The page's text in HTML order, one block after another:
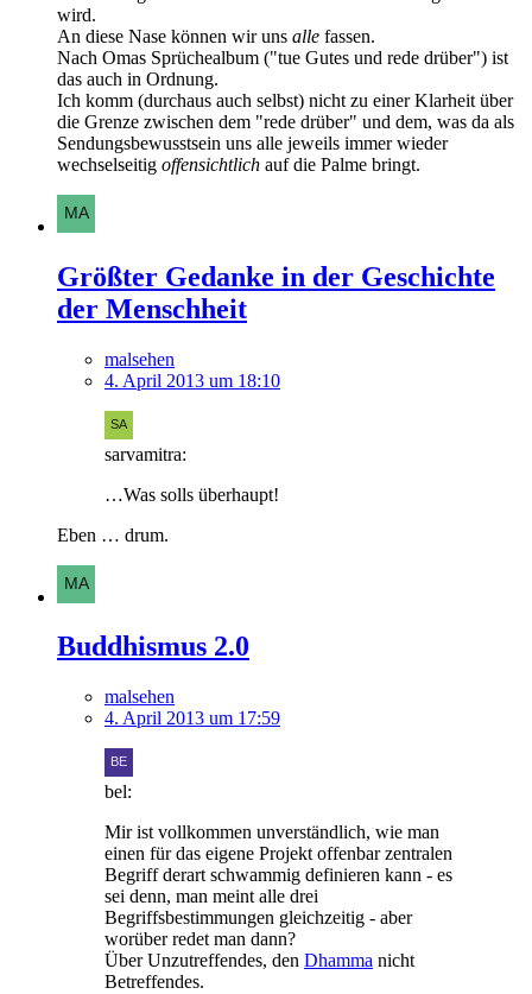
wird.
An diese Nase können wir uns alle fassen.
Nach Omas Sprüchealbum ("tue Gutes und rede drüber") ist
das auch in Ordnung.
Ich komm (durchaus auch selbst) nicht zu einer Klarheit über
die Grenze zwischen dem "rede drüber" und dem, was da als
Sendungsbewusstsein uns alle jeweils immer wieder
wechselseitig offensichtlich auf die Palme bringt.
Größter Gedanke in der Geschichte
der Menschheit
malsehen
4. April 2013 um 18:10
sarvamitra:
…Was solls überhaupt!
Eben … drum.
Buddhismus 2.0
malsehen
4. April 2013 um 17:59
bel:
Mir ist vollkommen unverständlich, wie man
einen für das eigene Projekt offenbar zentralen
Begriff derart schwammig definieren kann - es
sei denn, man meint alle drei
Begriffsbestimmungen gleichzeitig - aber
worüber redet man dann?
Über Unzutreffendes, den Dhamma nicht
Betreffendes.